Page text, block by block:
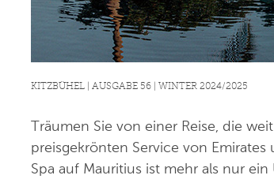
KITZBÜHEL | AUSGABE 56 | WINTER 2024/2025
Träumen Sie von einer Reise, die
preisgekrönten Service von
Spa auf Mauritius ist mehr als nur